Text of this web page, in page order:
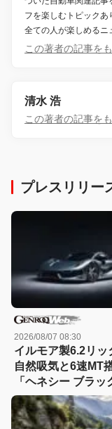
フを楽しむトピック
全ての人が楽しめるニ
この著者の記事を
清水 浩
この著者の記事を
プレスリリー
2026/08/07 08:30
イルモア製6.2リッ
自然吸気と6速MT
「ヘネシー ブラッ
ド」がデビュー【